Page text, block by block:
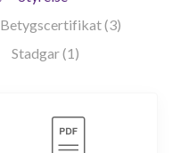
Betygscertifikat (3)
Stadgar (1)